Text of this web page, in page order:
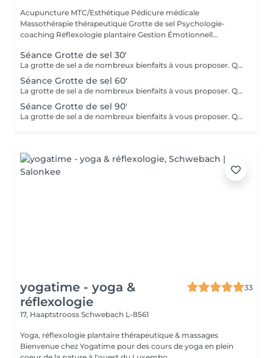
Acupuncture MTC/Esthétique Pédicure médicale
Massothérapie thérapeutique Grotte de sel Psychologie-
coaching Réflexologie plantaire Gestion Émotionnell...
Séance Grotte de sel 30'
La grotte de sel a de nombreux bienfaits à vous proposer. Que ce soit pour un moment de relaxation ou pour soulager des troubles respiratoires, lutter contre les toxines, diminuer l'anxiété, améliorer le sommeil ou l'état de fatigue, ou même bénéficier des bienfaits pour la beauté de la peau et sa reminéralisation ! Transats, plaids, coussins et infusions vous y attendront.
Séance Grotte de sel 60'
La grotte de sel a de nombreux bienfaits à vous proposer. Que ce soit pour un moment de relaxation ou pour soulager des troubles respiratoires, lutter contre les toxines, diminuer l'anxiété, améliorer le sommeil ou l'état de fatigue, ou même bénéficier des bienfaits pour la beauté de la peau et sa reminéralisation ! Transats, plaids, coussins et infusions vous y attendront.
Séance Grotte de sel 90'
La grotte de sel a de nombreux bienfaits à vous proposer. Que ce soit pour un moment de relaxation ou pour soulager des troubles respiratoires, lutter contre les toxines, diminuer l'anxiété, améliorer le sommeil ou l'état de fatigue, ou même bénéficier des bienfaits pour la beauté de la peau et sa reminéralisation ! Transats, plaids, coussins et infusions vous y attendront.
yogatime - yoga &
réflexologie
33
17, Haaptstrooss Schwebach L-8561
Yoga, réflexologie plantaire thérapeutique & massages
Bienvenue chez Yogatime pour des cours de yoga en plein